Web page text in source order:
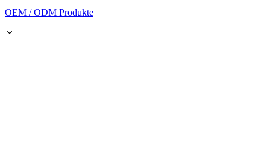
OEM / ODM Produkte